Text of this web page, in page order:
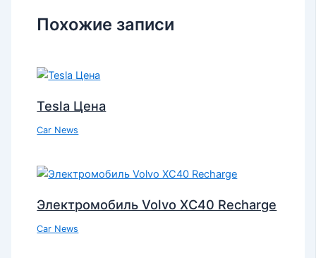
Похожие записи
Tesla Цена
Car News
Электромобиль Volvo XC40 Recharge
Car News